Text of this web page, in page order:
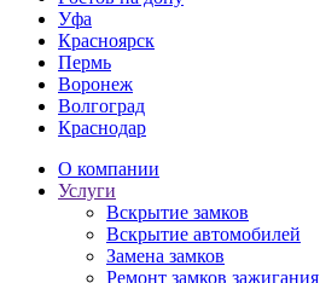
Уфа
Красноярск
Пермь
Воронеж
Волгоград
Краснодар
О компании
Услуги
Вскрытие замков
Вскрытие автомобилей
Замена замков
Ремонт замков зажигания